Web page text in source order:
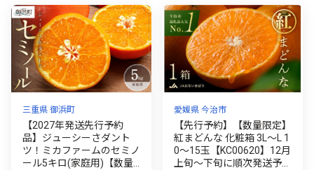
三重県 御浜町
【2027年発送先行予約
品】ジューシーさダント
ツ！ミカファームのセミノ
ール5キロ(家庭用)【数量
愛媛県 今治市
【先行予約】【数量限定】
紅まどんな 化粧箱 3L～L 1
0～15玉【KC00620】12月
上旬～下旬に順次発送予定